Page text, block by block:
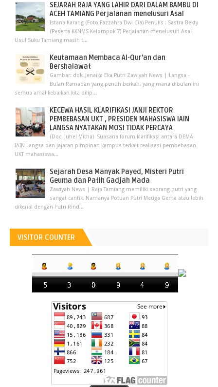
SEJARAH RAJA YANG LAHIR DARI DALAM BAMBU DI
ACEH TAMIANG Perjalanan menelusuri Asal
Istana Karang (Foto:Fazzahra Dwi Cia) Penulis : Sastra Bekty
(Peserta KKNMS Kelompok 7) Perjalanan menelusuri Asal
Usul Suku Tamiang masih t...
Keutamaan Membaca Al-Qur'an dan
Bershalawat
Gambar: dok. Jenaika Eka Putri Zawiyah News | Langsa -
Bulan Ramadan yang penuh berkah, yang mana dibulan ini
semua amal kebaikan kita dilip...
KECEWA HASIL KLARIFIKASI JANJI REKTOR
PEMBEBASAN UKT , PRESIDEN MAHASISWA IAIN
LANGSA NYATAKAN MOSI TIDAK PERCAYA
(Doc. Juhel Mitha) Suasana forum klarifikasi antara DEMA
IAIN Langsa dan jajaran pimpinan kampus terkait realisasi pembebasan
UKT mahasiswa...
Sejarah Desa Manyak Payed, Misteri Putri
Geuma dan Patih Gadjah Mada
Zawiyah News | Raja Tamiang memiliki seorang putri yang
sangat cantik. Namanya Potuan Putri Meuga Gema atau lebih
dikenal dengan Putri Rind...
VISITOR COUNTER